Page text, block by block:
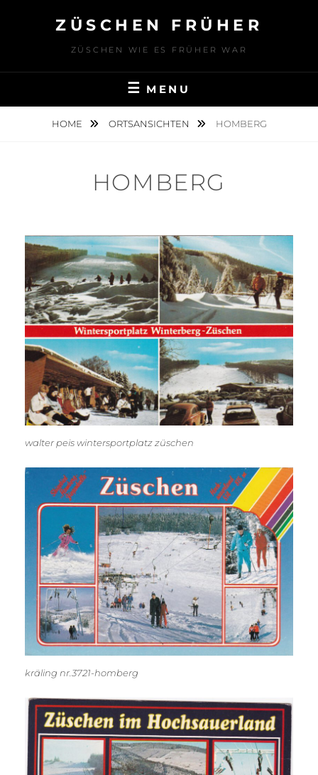
ZÜSCHEN FRÜHER
ZÜSCHEN WIE ES FRÜHER WAR
MENU
HOME ORTSANSICHTEN HOMBERG
HOMBERG
walter peis wintersportplatz züschen
kräling nr.3721-homberg